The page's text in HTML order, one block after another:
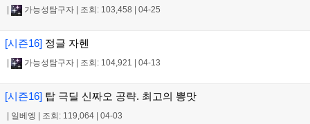
가능성탐구자 조회: 103,458 04-25
[시즌16] 정글 자헨
가능성탐구자 조회: 104,921 04-13
[시즌16] 탑 극딜 신짜오 공략. 최고의 뽕맛
일베엥 조회: 119,064 04-03